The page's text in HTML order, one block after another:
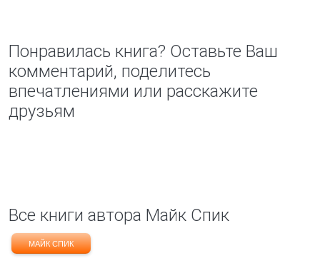
Понравилась книга? Оставьте Ваш
комментарий, поделитесь
впечатлениями или расскажите
друзьям
Все книги автора Майк Спик
МАЙК СПИК